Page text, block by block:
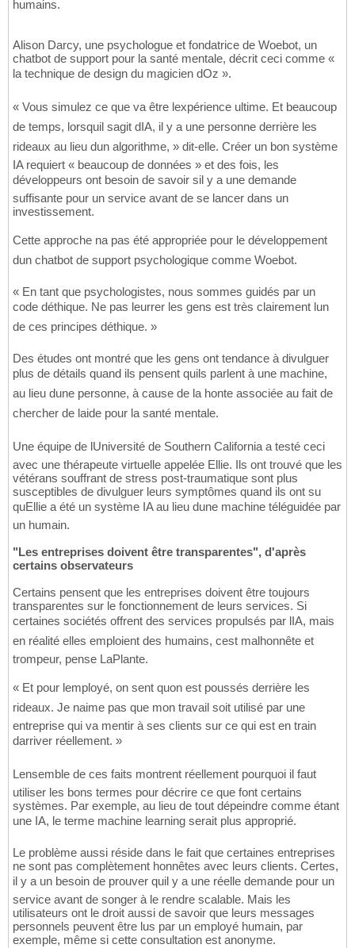
humains.
Alison Darcy, une psychologue et fondatrice de Woebot, un
chatbot de support pour la santé mentale, décrit ceci comme «
la technique de design du magicien dOz ».
« Vous simulez ce que va être lexpérience ultime. Et beaucoup
de temps, lorsquil sagit dIA, il y a une personne derrière les
rideaux au lieu dun algorithme, » dit-elle. Créer un bon système
IA requiert « beaucoup de données » et des fois, les
développeurs ont besoin de savoir sil y a une demande
suffisante pour un service avant de se lancer dans un
investissement.
Cette approche na pas été appropriée pour le développement
dun chatbot de support psychologique comme Woebot.
« En tant que psychologistes, nous sommes guidés par un
code déthique. Ne pas leurrer les gens est très clairement lun
de ces principes déthique. »
Des études ont montré que les gens ont tendance à divulguer
plus de détails quand ils pensent quils parlent à une machine,
au lieu dune personne, à cause de la honte associée au fait de
chercher de laide pour la santé mentale.
Une équipe de lUniversité de Southern California a testé ceci
avec une thérapeute virtuelle appelée Ellie. Ils ont trouvé que les
vétérans souffrant de stress post-traumatique sont plus
susceptibles de divulguer leurs symptômes quand ils ont su
quEllie a été un système IA au lieu dune machine téléguidée par
un humain.
"Les entreprises doivent être transparentes", d'après
certains observateurs
Certains pensent que les entreprises doivent être toujours
transparentes sur le fonctionnement de leurs services. Si
certaines sociétés offrent des services propulsés par lIA, mais
en réalité elles emploient des humains, cest malhonnête et
trompeur, pense LaPlante.
« Et pour lemployé, on sent quon est poussés derrière les
rideaux. Je naime pas que mon travail soit utilisé par une
entreprise qui va mentir à ses clients sur ce qui est en train
darriver réellement. »
Lensemble de ces faits montrent réellement pourquoi il faut
utiliser les bons termes pour décrire ce que font certains
systèmes. Par exemple, au lieu de tout dépeindre comme étant
une IA, le terme machine learning serait plus approprié.
Le problème aussi réside dans le fait que certaines entreprises
ne sont pas complètement honnêtes avec leurs clients. Certes,
il y a un besoin de prouver quil y a une réelle demande pour un
service avant de songer à le rendre scalable. Mais les
utilisateurs ont le droit aussi de savoir que leurs messages
personnels peuvent être lus par un employé humain, par
exemple, même si cette consultation est anonyme.